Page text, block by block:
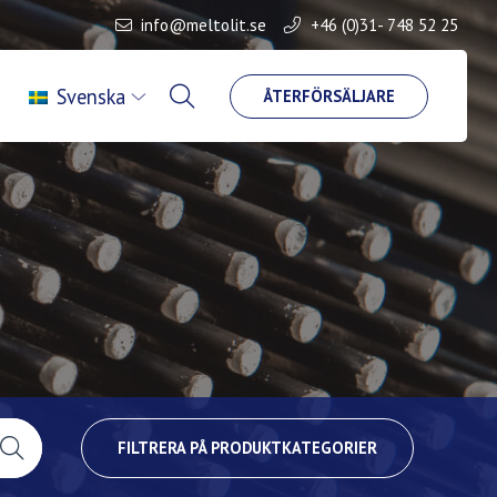
info@meltolit.se +46 (0)31- 748 52 25
ÅTERFÖRSÄLJARE
Svenska
FILTRERA PÅ PRODUKTKATEGORIER